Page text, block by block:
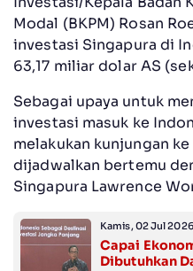
Modal (BKPM) Rosan
investasi Singapura di
63,17 miliar dolar AS
Sebagai upaya untuk
investasi masuk ke
melakukan kunjungan
dijadwalkan bertemu
Singapura Lawrence
Kamis, 02 Jul
Capai
Dibutuhkan